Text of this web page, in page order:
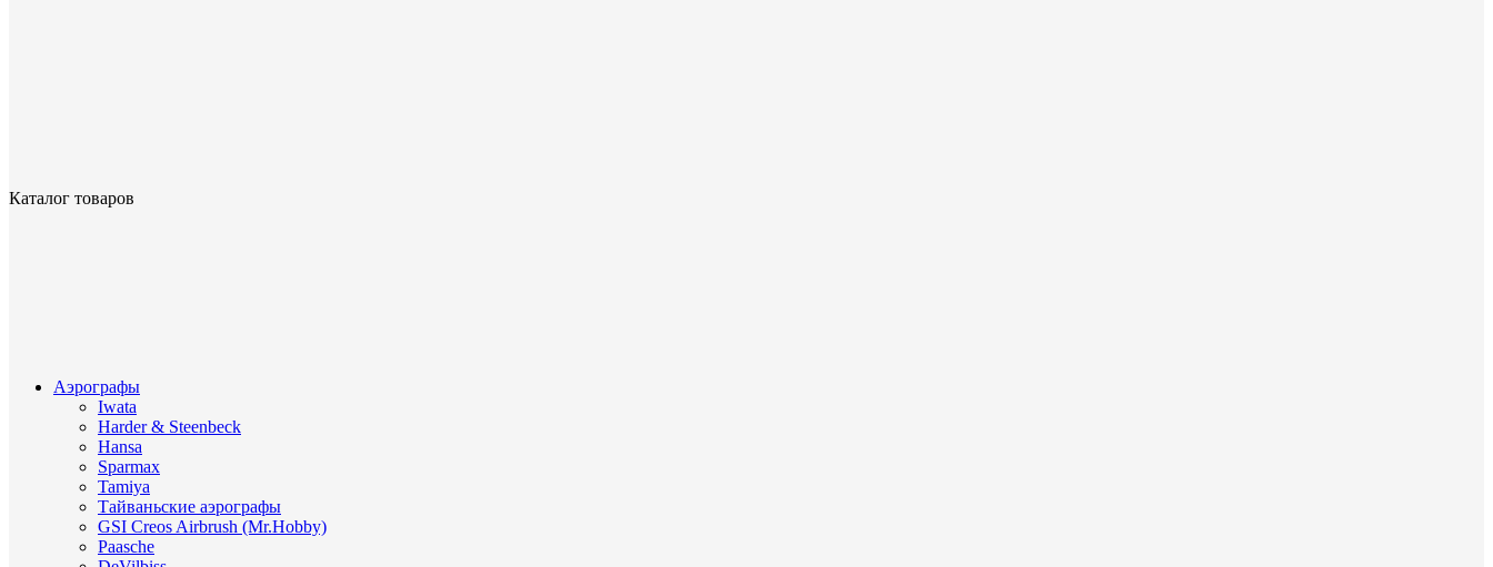
Каталог товаров
Аэрографы
Iwata
Harder & Steenbeck
Hansa
Sparmax
Tamiya
Тайваньские аэрографы
GSI Creos Airbrush (Mr.Hobby)
Paasche